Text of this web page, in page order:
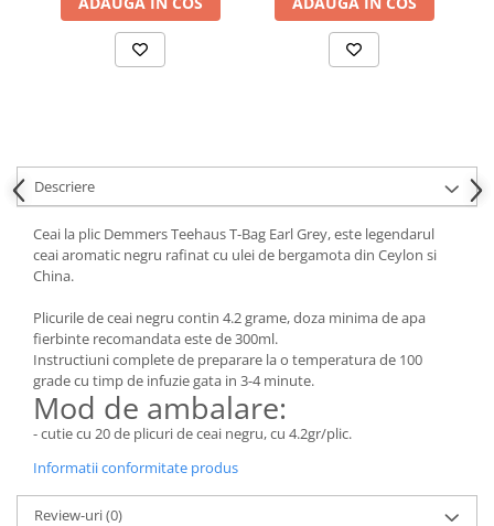
Descriere
Ceai la plic Demmers Teehaus T-Bag Earl Grey, este legendarul
ceai aromatic negru rafinat cu ulei de bergamota din Ceylon si
China.
Plicurile de ceai negru contin 4.2 grame, doza minima de apa
fierbinte recomandata este de 300ml.
Instructiuni complete de preparare la o temperatura de 100
grade cu timp de infuzie gata in 3-4 minute.
Mod de ambalare:
- cutie cu 20 de plicuri de ceai negru, cu 4.2gr/plic.
Informatii conformitate produs
Review-uri(0)